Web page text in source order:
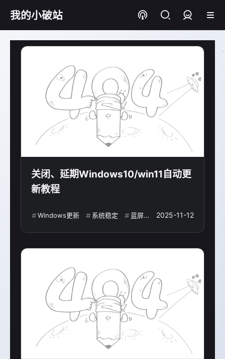
我的小破站
登录
关闭、延期Windows10/win11自动更
新教程
Windows更新 系统稳定 蓝屏防止 注册表操作
2025-11-12